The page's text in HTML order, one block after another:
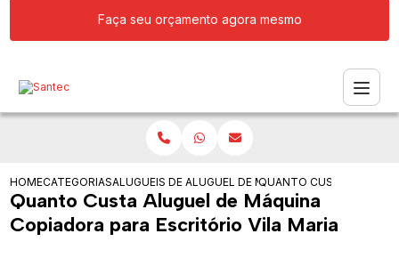
Faça seu orçamento agora mesmo
HOMECATEGORIASALUGUEIS DE COPIADORASALUGUEL DE MAQUINA COPIADORA
QUANTO CUSTA
Quanto Custa Aluguel de Máquina
Copiadora para Escritório Vila Maria